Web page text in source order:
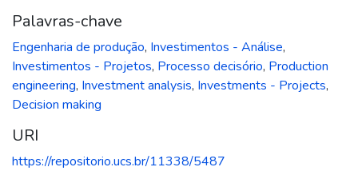
Palavras-chave
Engenharia de produção, Investimentos - Análise,
Investimentos - Projetos, Processo decisório, Production
engineering, Investment analysis, Investments - Projects,
Decision making
URI
https://repositorio.ucs.br/11338/5487